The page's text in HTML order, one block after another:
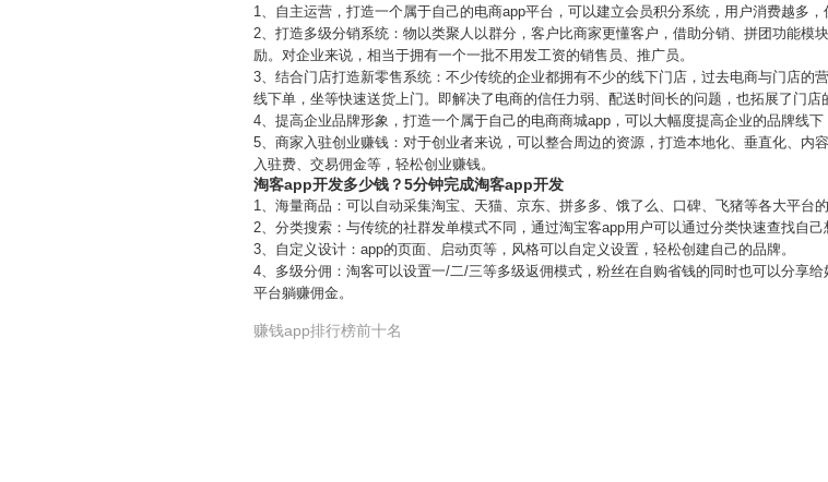
1、自主运营，打造一个属于自己的电商app平台，可以建立会员积分系统，用户消费越多，
2、打造多级分销系统：物以类聚人以群分，客户比商家更懂客户，借助分销、拼团功能模
励。对企业来说，相当于拥有一个一批不用发工资的销售员、推广员。
3、结合门店打造新零售系统：不少传统的企业都拥有不少的线下门店，过去电商与门店的
线下单，坐等快速送货上门。即解决了电商的信任力弱、配送时间长的问题，也拓展了门店
4、提高企业品牌形象，打造一个属于自己的电商商城app，可以大幅度提高企业的品牌线
5、商家入驻创业赚钱：对于创业者来说，可以整合周边的资源，打造本地化、垂直化、内
入驻费、交易佣金等，轻松创业赚钱。
淘客app开发多少钱？5分钟完成淘客app开发
1、海量商品：可以自动采集淘宝、天猫、京东、拼多多、饿了么、口碑、飞猪等各大平台
2、分类搜索：与传统的社群发单模式不同，通过淘宝客app用户可以通过分类快速查找自己
3、自定义设计：app的页面、启动页等，风格可以自定义设置，轻松创建自己的品牌。
4、多级分佣：淘客可以设置一/二/三等多级返佣模式，粉丝在自购省钱的同时也可以分享
平台躺赚佣金。
赚钱app排行榜前十名